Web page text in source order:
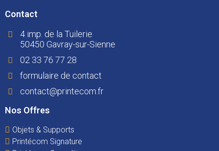
Contact
4 imp. de la Tuilerie
50450 Gavray-sur-Sienne
02 33 76 77 28
formulaire de contact
contact@printecom.fr
Nos Offres
Objets & Supports
Printécom Signature